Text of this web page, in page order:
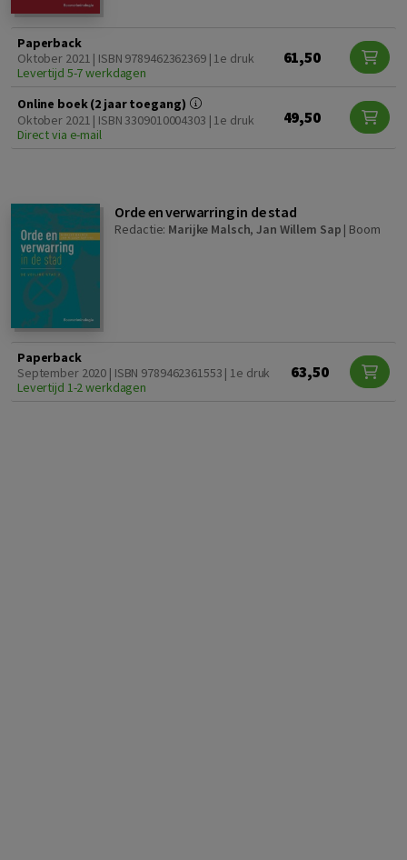
Paperback
Oktober 2021 | ISBN 9789462362369 | 1e druk
Levertijd 5-7 werkdagen
61,50
Online boek (2 jaar toegang)
Oktober 2021 | ISBN 3309010004303 | 1e druk
Direct via e-mail
49,50
Orde en verwarring in de stad
Redactie: Marijke Malsch,Jan Willem Sap | Boom
Paperback
September 2020 | ISBN 9789462361553 | 1e druk
Levertijd 1-2 werkdagen
63,50